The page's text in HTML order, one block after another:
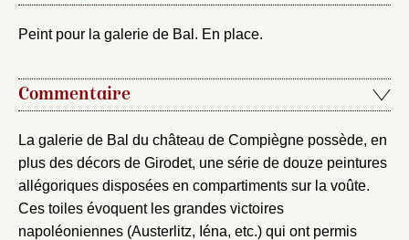
Peint pour la galerie de Bal. En place.
Commentaire
La galerie de Bal du château de Compiègne possède, en
plus des décors de Girodet, une série de douze peintures
allégoriques disposées en compartiments sur la voûte.
Ces toiles évoquent les grandes victoires
napoléoniennes (Austerlitz, Iéna, etc.) qui ont permis